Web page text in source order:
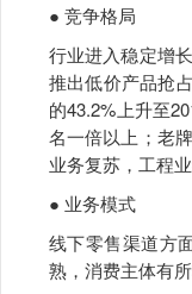
● 竞争格局
行业进入稳定增
推出低价产品抢
的43.2%上升至
名一倍以上；老
业务复苏，工程业
● 业务模式
线下零售渠道方
熟，消费主体有